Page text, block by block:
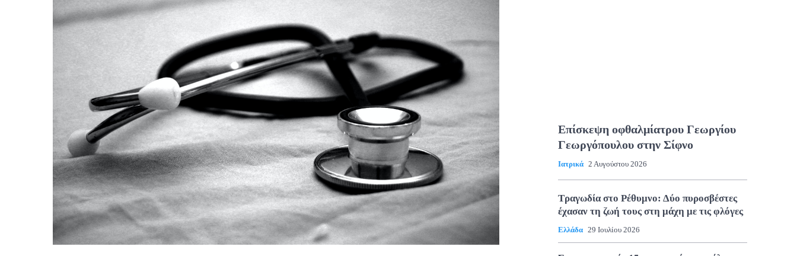
Επίσκεψη οφθαλμίατρου Γεωργίου
Γεωργόπουλου στην Σίφνο
Ιατρικά 2 Αυγούστου 2026
Τραγωδία στο Ρέθυμνο: Δύο πυροσβέστες
έχασαν τη ζωή τους στη μάχη με τις φλόγες
Ελλάδα 29 Ιουλίου 2026